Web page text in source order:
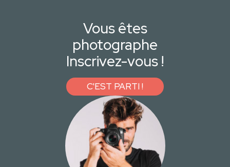
Vous êtes
photographe
Inscrivez-vous !
C'EST PARTI !